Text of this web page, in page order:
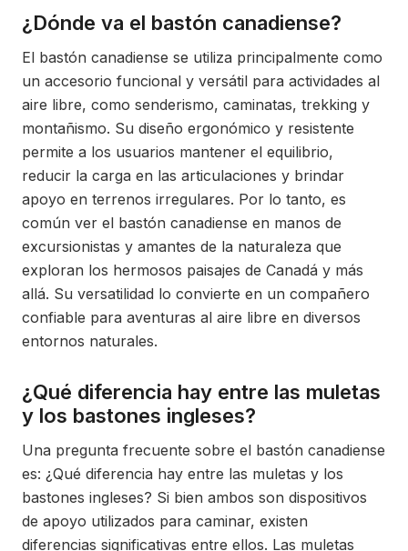
¿Dónde va el bastón canadiense?
El bastón canadiense se utiliza principalmente como
un accesorio funcional y versátil para actividades al
aire libre, como senderismo, caminatas, trekking y
montañismo. Su diseño ergonómico y resistente
permite a los usuarios mantener el equilibrio,
reducir la carga en las articulaciones y brindar
apoyo en terrenos irregulares. Por lo tanto, es
común ver el bastón canadiense en manos de
excursionistas y amantes de la naturaleza que
exploran los hermosos paisajes de Canadá y más
allá. Su versatilidad lo convierte en un compañero
confiable para aventuras al aire libre en diversos
entornos naturales.
¿Qué diferencia hay entre las muletas
y los bastones ingleses?
Una pregunta frecuente sobre el bastón canadiense
es: ¿Qué diferencia hay entre las muletas y los
bastones ingleses? Si bien ambos son dispositivos
de apoyo utilizados para caminar, existen
diferencias significativas entre ellos. Las muletas